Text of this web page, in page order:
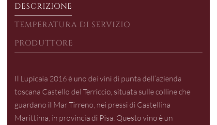
DESCRIZIONE
TEMPERATURA DI SERVIZIO
PRODUTTORE
Il Lupicaia 2016 è uno dei vini di punta dell’azienda
toscana Castello del Terriccio, situata sulle colline che
guardano il Mar Tirreno, nei pressi di Castellina
Marittima, in provincia di Pisa. Questo vino è un